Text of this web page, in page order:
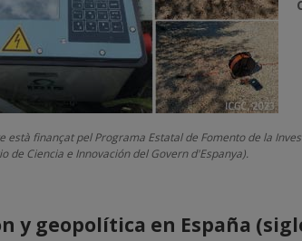
està finançat pel Programa Estatal de Fomento de la
de Ciencia e Innovación del Govern d'Espanya).
geopolítica en España